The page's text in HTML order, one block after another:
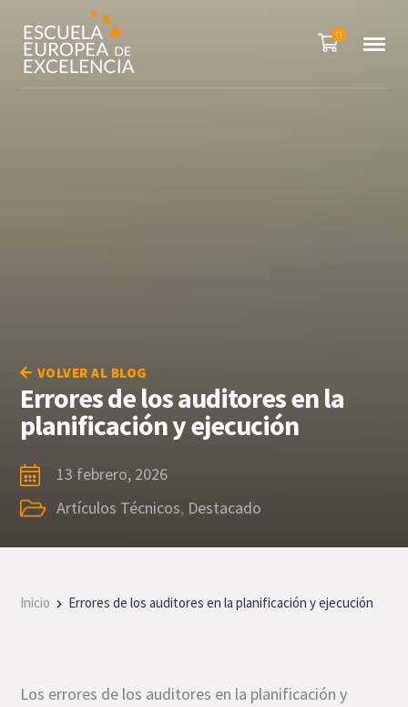
0
VOLVER AL BLOG
Errores de los auditores en la
planificación y ejecución
13 febrero, 2026
Artículos Técnicos, Destacado
Inicio Errores de los auditores en la planificación y ejecución
Los errores de los auditores en la planificación y